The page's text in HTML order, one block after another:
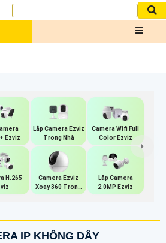
Ezviz
Lắp Camera Ezviz
Trong Nhà
Camera Wifi Full
Color Ezviz
H.265
Camera Ezviz
Xoay 360 Trong
Nhà
Lắp Camera
2.0MP Ezviz
IP KHÔNG DÂY